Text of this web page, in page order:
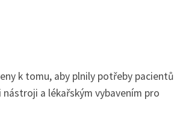
k tomu, aby plnily potřeby pacientů
a lékařským vybavením pro